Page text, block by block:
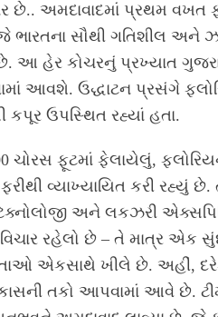
છે.. અમદાવાદમાં પ્રથમ વખત
સૌથી ગતિશીલ અને
છે. આ હેર કોચરનું પ્રખ્યાત
આવશે. ઉદ્ધાટન પ્રસંગે
કપૂર ઉપસ્થિત રહ્યાં હતા.
ચોરસ ફૂટમાં ફેલાયેલું,
વ્યાખ્યાયિત કરી રહ્યું
ટેક્નોલોજી અને લકઝરી
રહેલો છે – તે માત્ર
એકસાથે ખીલે છે. અહીં, દરેક
તકો આપવામાં આવે છે.